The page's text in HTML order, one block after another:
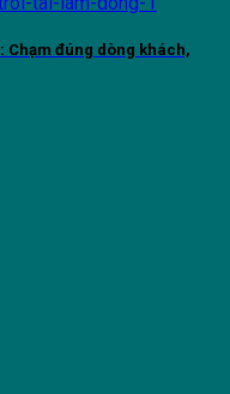
Chạm đúng dòng khách,